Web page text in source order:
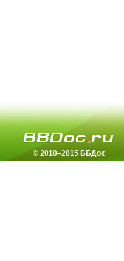
© 2010–2015 ББДок